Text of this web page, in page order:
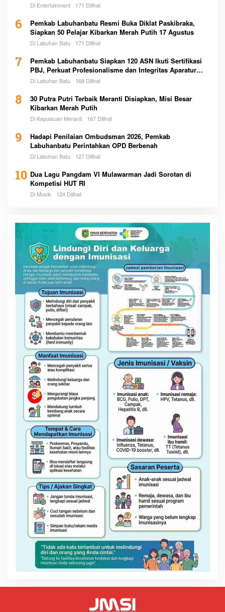
Di Entertainment 171 Dilihat
6
Pemkab Labuhanbatu Resmi Buka Diklat Paskibraka,
Siapkan 50 Pelajar Kibarkan Merah Putih 17 Agustus
Di Labuhan Batu 171 Dilihat
7
Pemkab Labuhanbatu Siapkan 120 ASN Ikuti Sertifikasi
PBJ, Perkuat Profesionalisme dan Integritas Aparatur
Pemerintah
Di Labuhan Batu 168 Dilihat
8
30 Putra Putri Terbaik Meranti Disiapkan, Misi Besar
Kibarkan Merah Putih
Di Kepulauan Meranti 167 Dilihat
9
Hadapi Penilaian Ombudsman 2026, Pemkab
Labuhanbatu Perintahkan OPD Berbenah
Di Labuhan Batu 127 Dilihat
10 Dua Lagu Pangdam VI Mulawarman Jadi Sorotan di
Kompetisi HUT RI
Di Musik 124 Dilihat